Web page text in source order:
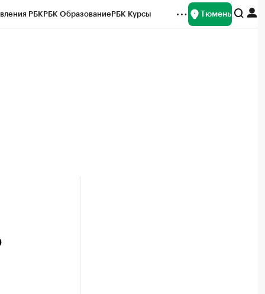
РБКРБК ОбразованиеРБК Курсы Тюмень